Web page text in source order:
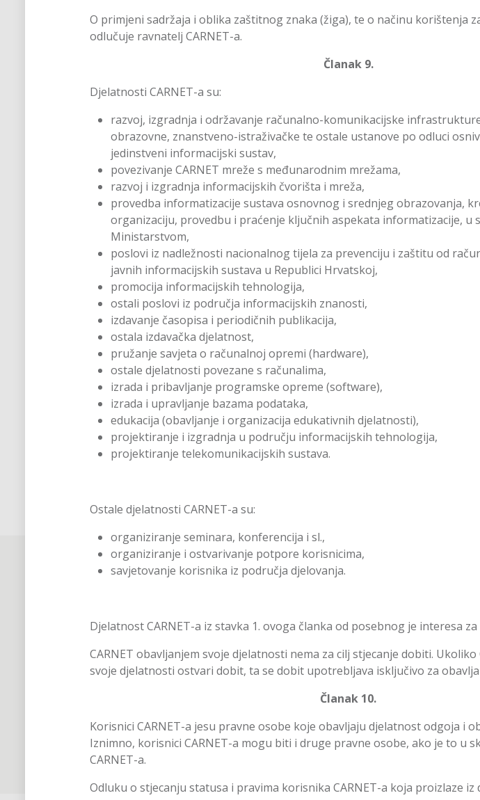
O primjeni sadržaja i oblika zaštitnog znaka (žiga), te o načinu korištenja
odlučuje ravnatelj CARNET-a.
Članak 9.
Djelatnosti CARNET-a su:
razvoj, izgradnja i održavanje računalno-komunikacijske
obrazovne, znanstveno-istraživačke te ostale ustanove po odluci
jedinstveni informacijski sustav,
povezivanje CARNET mreže s međunarodnim mrežama,
razvoj i izgradnja informacijskih čvorišta i mreža,
provedba informatizacije sustava osnovnog i srednjeg obrazovanja,
organizaciju, provedbu i praćenje ključnih aspekata informatizacije, u
Ministarstvom,
poslovi iz nadležnosti nacionalnog tijela za prevenciju i zaštitu od
javnih informacijskih sustava u Republici Hrvatskoj,
promocija informacijskih tehnologija,
ostali poslovi iz područja informacijskih znanosti,
izdavanje časopisa i periodičnih publikacija,
ostala izdavačka djelatnost,
pružanje savjeta o računalnoj opremi (hardware),
ostale djelatnosti povezane s računalima,
izrada i pribavljanje programske opreme (software),
izrada i upravljanje bazama podataka,
edukacija (obavljanje i organizacija edukativnih djelatnosti),
projektiranje i izgradnja u području informacijskih tehnologija,
projektiranje telekomunikacijskih sustava.
Ostale djelatnosti CARNET-a su:
organiziranje seminara, konferencija i sl.,
organiziranje i ostvarivanje potpore korisnicima,
savjetovanje korisnika iz područja djelovanja.
Djelatnost CARNET-a iz stavka 1. ovoga članka od posebnog je interesa
CARNET obavljanjem svoje djelatnosti nema za cilj stjecanje dobiti. Ukoliko
svoje djelatnosti ostvari dobit, ta se dobit upotrebljava isključivo za
Članak 10.
Korisnici CARNET-a jesu pravne osobe koje obavljaju djelatnost odgoja i
Iznimno, korisnici CARNET-a mogu biti i druge pravne osobe, ako je to u
CARNET-a.
Odluku o stjecanju statusa i pravima korisnika CARNET-a koja proizlaze iz